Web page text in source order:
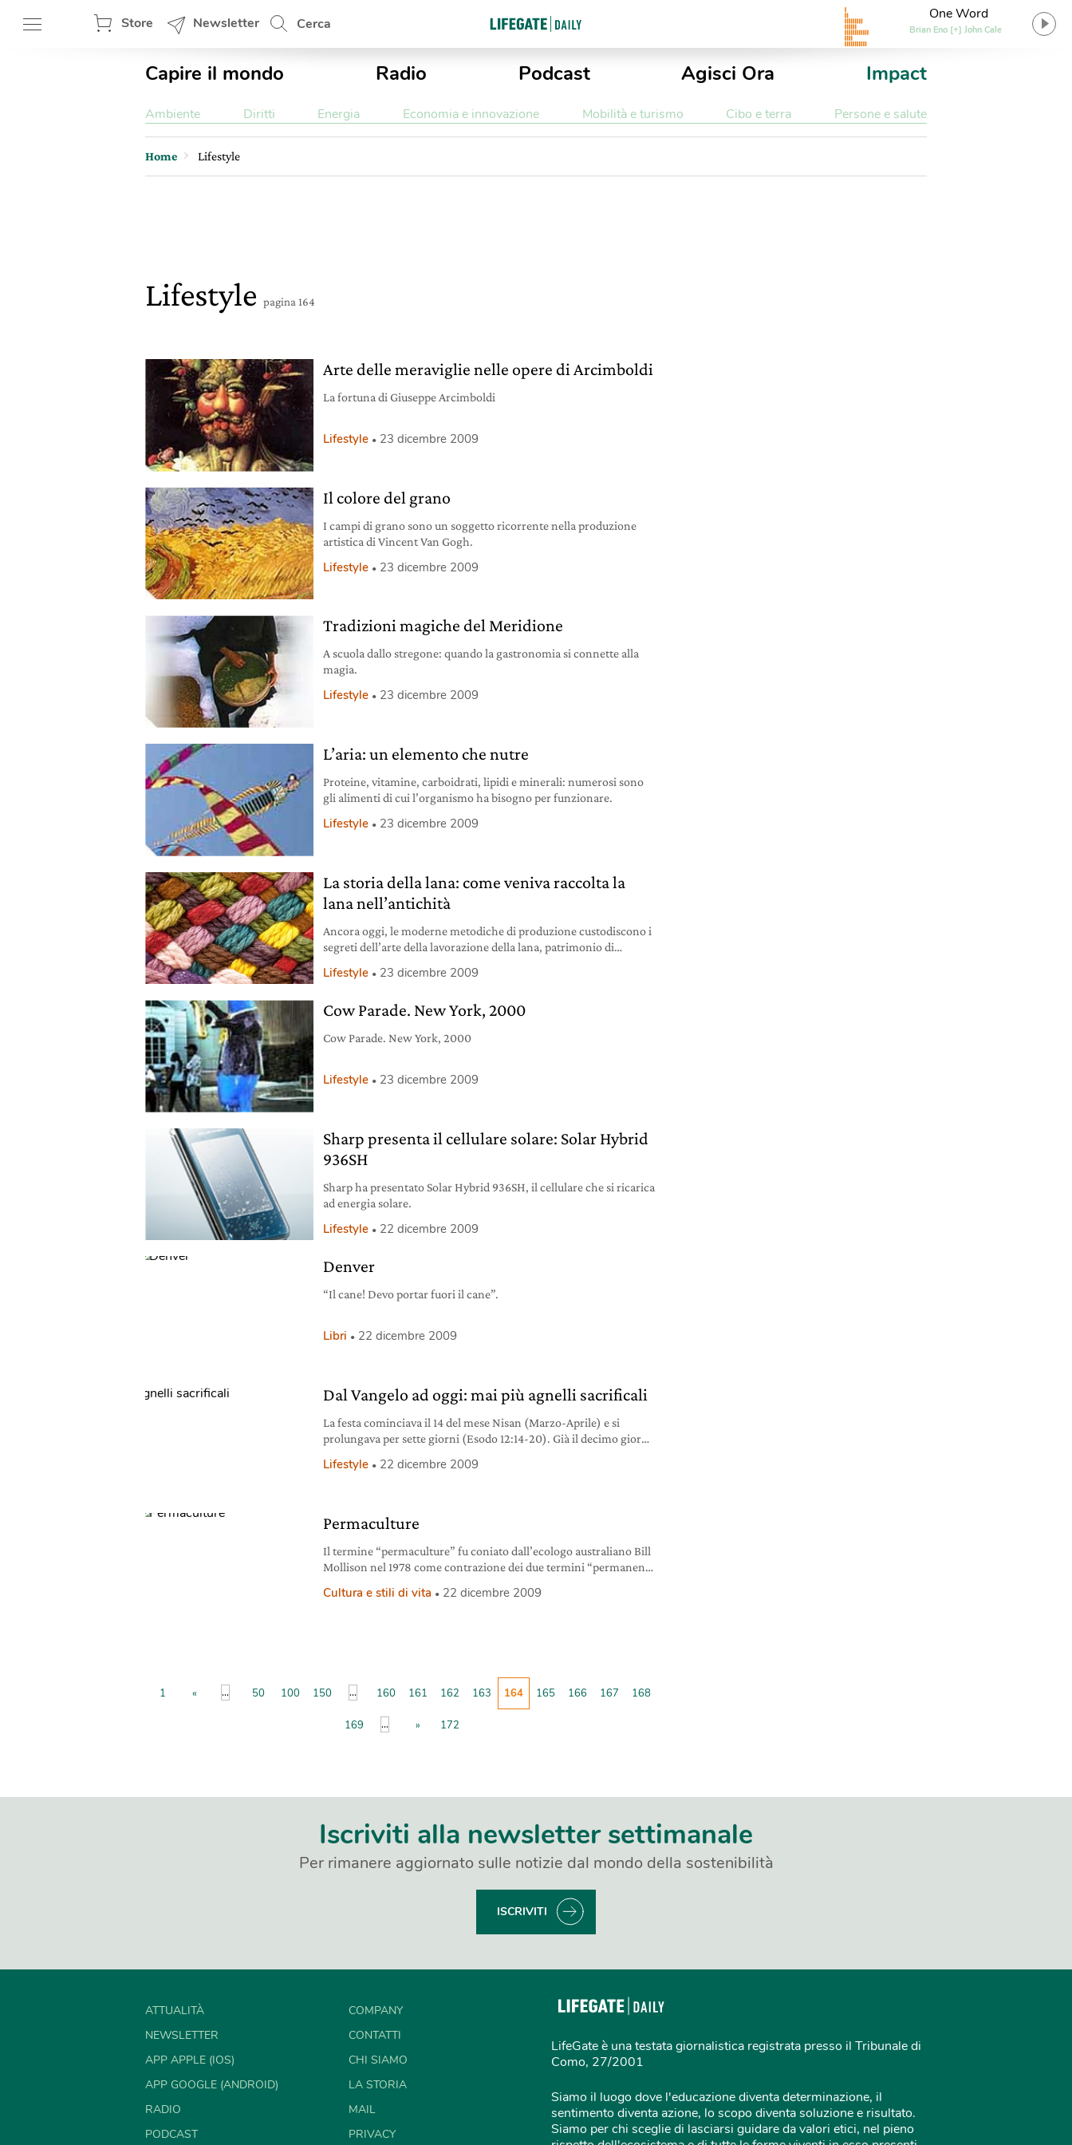
Store Newsletter Cerca
One Word
Brian Eno [+] John Cale
Capire il mondo Radio Podcast Agisci Ora Impact
Ambiente Diritti Energia Economia e innovazione Mobilità e turismo Cibo e terra Persone e salute
Home Lifestyle
Lifestyle pagina 164
Arte delle meraviglie nelle opere di Arcimboldi
La fortuna di Giuseppe Arcimboldi
Lifestyle 23 dicembre 2009
Il colore del grano
I campi di grano sono un soggetto ricorrente nella produzione
artistica di Vincent Van Gogh.
Lifestyle 23 dicembre 2009
Tradizioni magiche del Meridione
A scuola dallo stregone: quando la gastronomia si connette alla
magia.
Lifestyle 23 dicembre 2009
L’aria: un elemento che nutre
Proteine, vitamine, carboidrati, lipidi e minerali: numerosi sono
gli alimenti di cui l’organismo ha bisogno per funzionare.
Lifestyle 23 dicembre 2009
La storia della lana: come veniva raccolta la
lana nell’antichità
Ancora oggi, le moderne metodiche di produzione custodiscono i
segreti dell’arte della lavorazione della lana, patrimonio di
Lifestyle 23 dicembre 2009
Cow Parade. New York, 2000
Cow Parade. New York, 2000
Lifestyle 23 dicembre 2009
Sharp presenta il cellulare solare: Solar Hybrid
936SH
Sharp ha presentato Solar Hybrid 936SH, il cellulare che si ricarica
ad energia solare.
Lifestyle 22 dicembre 2009
Denver
“Il cane! Devo portar fuori il cane”.
Libri 22 dicembre 2009
Dal Vangelo ad oggi: mai più agnelli sacrificali
La festa cominciava il 14 del mese Nisan (Marzo-Aprile) e si
prolungava per sette giorni (Esodo 12:14-20). Già il decimo giorno
dal gregge, senza macchia, e dovevano tenerlo fino alla sera del
Lifestyle 22 dicembre 2009
Permaculture
Il termine “permaculture” fu coniato dall’ecologo australiano Bill
Mollison nel 1978 come contrazione dei due termini “permanent”
cibo, un modo per sfruttare la terra e costruire spazi abitabili che
Cultura e stili di vita 22 dicembre 2009
1 « ... 50 100 150 ... 160 161 162 163 164 165 166 167 168
169 ... » 172
Iscriviti alla newsletter settimanale
Per rimanere aggiornato sulle notizie dal mondo della sostenibilità
ISCRIVITI
ATTUALITÀ
NEWSLETTER
APP APPLE (IOS)
APP GOOGLE (ANDROID)
RADIO
PODCAST
COMPANY
CONTATTI
CHI SIAMO
LA STORIA
MAIL
PRIVACY
LifeGate è una testata giornalistica registrata presso il Tribunale di
Como, 27/2001
Siamo il luogo dove l'educazione diventa determinazione, il
sentimento diventa azione, lo scopo diventa soluzione e risultato.
Siamo per chi sceglie di lasciarsi guidare da valori etici, nel pieno